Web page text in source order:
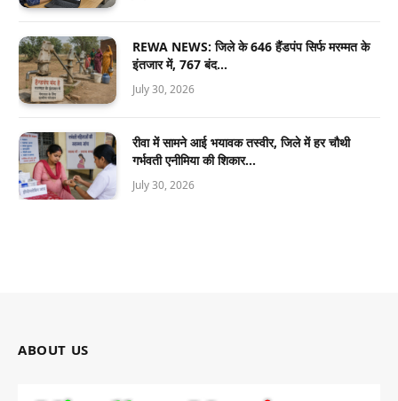
REWA NEWS: जिले के 646 हैंडपंप सिर्फ मरम्मत के
इंतजार में, 767 बंद…
July 30, 2026
रीवा में सामने आई भयावक तस्वीर, जिले में हर चौथी
गर्भवती एनीमिया की शिकार…
July 30, 2026
ABOUT US